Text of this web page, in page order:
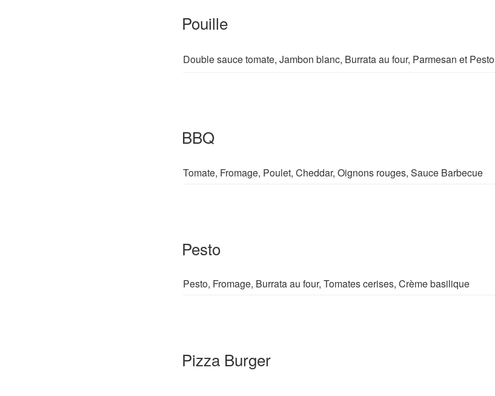
Pouille
Double sauce tomate, Jambon blanc, Burrata au four, Parmesan et Pesto
BBQ
Tomate, Fromage, Poulet, Cheddar, Oignons rouges, Sauce Barbecue
Pesto
Pesto, Fromage, Burrata au four, Tomates cerises, Crème basilique
Pizza Burger